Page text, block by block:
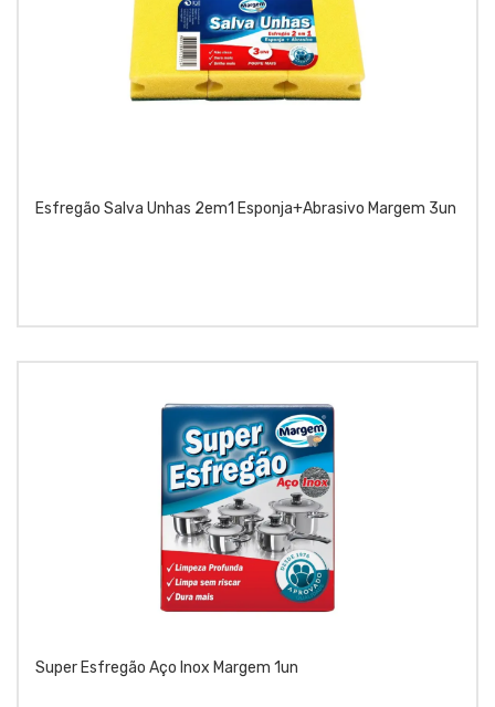
Esfregão Salva Unhas 2em1 Esponja+Abrasivo Margem 3un
Super Esfregão Aço Inox Margem 1un